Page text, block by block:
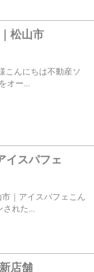
松山市
んにちは不動産ソ
オー...
イスパフェ
｜アイスパフェこん
された...
店舗